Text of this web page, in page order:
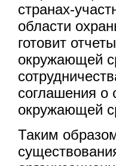
странах-
области
готовит
окружающей
соглашения о
окружающей
Таким